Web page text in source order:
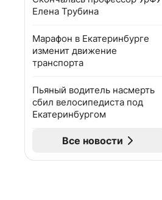
Елена Трубина
Марафон в Екатеринбурге
изменит движение
транспорта
Пьяный водитель насмерть
сбил велосипедиста под
Екатеринбургом
Все новости